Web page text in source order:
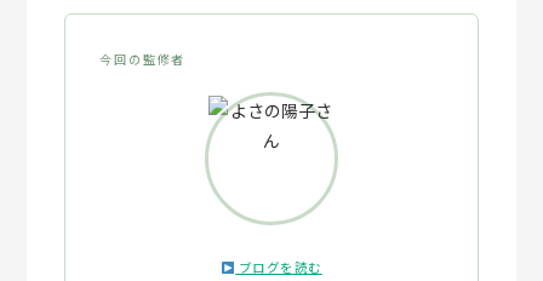
今回の監修者
ブログを読む